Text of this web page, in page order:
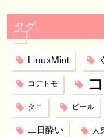
タグ
LinuxMint
コデトモ
タコ ビール
二日酔い 人